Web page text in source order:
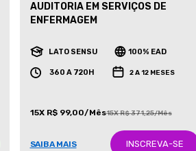
AUDITORIA EM SERVIÇOS DE
ENFERMAGEM
LATO SENSU 100% EAD
360 A 720H 2 A 12 MESES
15X R$ 99,00/Mês15X R$ 371,25/Mês
SAIBA MAIS INSCREVA-SE